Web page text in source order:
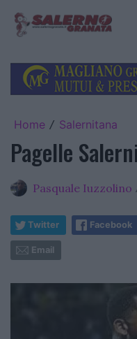
Home / Salernitana
Pagelle
Pasquale Iuzzolino
Twitter Facebook
Email